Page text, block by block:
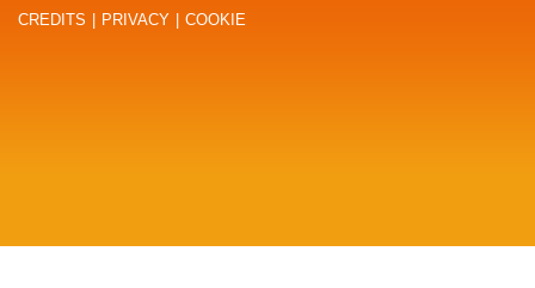
CREDITS PRIVACY COOKIE